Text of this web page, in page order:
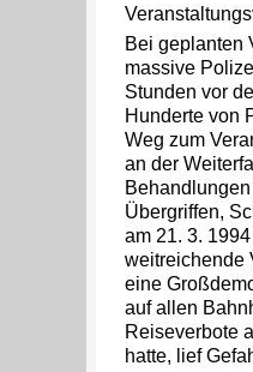
Bei geplanten
massive
Stunden vor
Hunderte von
Weg zum
an der
Übergriffen,
am 21. 3.
weitreichende
eine
auf allen
Reiseverbote
hatte, lief